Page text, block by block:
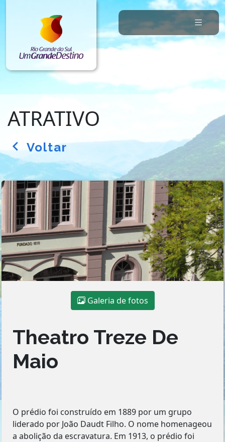
ATRATIVO
arrow_back_ios Voltar
Galeria de fotos
Theatro Treze De
Maio
O prédio foi construído em 1889 por um grupo
liderado por João Daudt Filho. O nome homenageou
a abolição da escravatura. Em 1913, o prédio foi